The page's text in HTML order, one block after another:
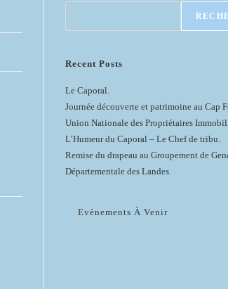
Recent Posts
Le Caporal.
Journée découverte et patrimoine au Cap
Union Nationale des Propriétaires
L’Humeur du Caporal – Le Chef de tribu.
Remise du drapeau au Groupement de
Départementale des Landes.
Evènements À Venir